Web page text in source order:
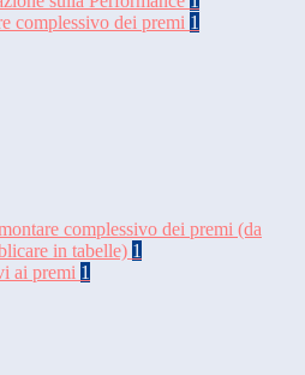
complessivo dei premi 1
complessivo dei premi (da
in tabelle) 1
ai premi 1